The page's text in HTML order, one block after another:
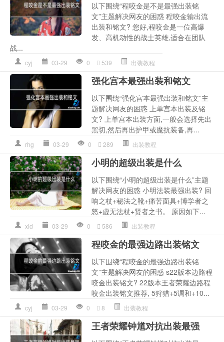
以下围绕“程咬金是不是最强出装铭
文”主题解决网友的困惑 程咬金输出流
出装和铭文? 您好,程咬金是一位高爆
发、高机动性的战士英雄,适合在团队
战...
cyj 03-29 0 539 出装教程
强化宫本最强出装和铭文
以下围绕“强化宫本最强出装和铭文”主
题解决网友的困惑 上单宫本出装及铭
文? 上单宫本出装方面,一般会选择先出
黑切,然后再出护甲或魔抗装备,再...
rhg 03-29 0 289 出装教程
小明的超级出装是什么
以下围绕“小明的超级出装是什么”主题
解决网友的困惑 小明法装最强出装? 回
响之杖+秘法之靴+痛苦面具+博学者之
怒+虚无法杖+贤者之书。 原因如下...
xld 03-29 0 586 出装教程
程咬金的最强边路出装铭文
以下围绕“程咬金的最强边路出装铭
文”主题解决网友的困惑 s22版本边路程
咬金出装铭文? 22版本王者荣耀边路程
咬金出装铭文推荐, 5狩猎+5调和+10...
cyj 03-29 0 8 出装教程
王者荣耀钟馗对抗出装最强